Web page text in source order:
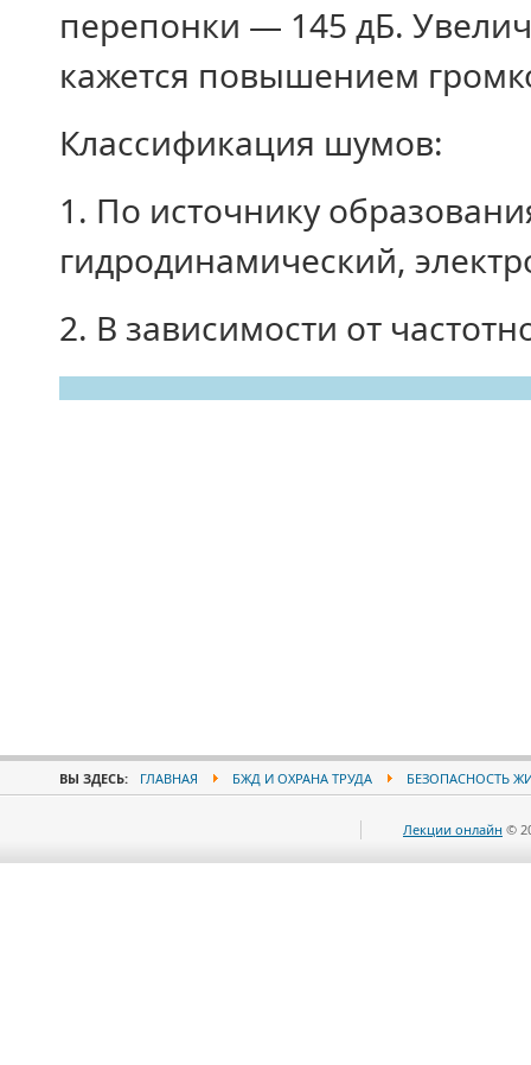
перепонки — 145 дБ.
кажется повышением
Классификация шумов:
1. По источнику
гидродинамический,
2. В зависимости от
ВЫ ЗДЕСЬ: ГЛАВНАЯ БЖД И ОХРАНА ТРУДА БЕЗОПАСНОСТЬ
Лекции онлайн ©